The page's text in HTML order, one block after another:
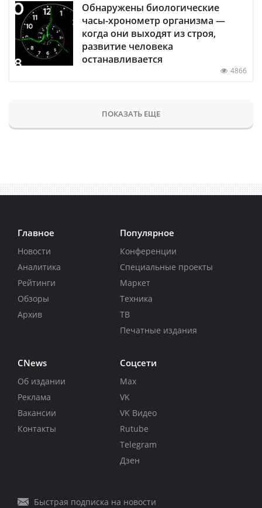
Обнаружены биологические
часы-хронометр организма —
когда они выходят из строя,
развитие человека
останавливается
4866
ПОКАЗАТЬ ЕЩЕ
Главное
Новости
Аналитика
Рейтинги
Обзоры
Архив
Популярное
Конференции
Специальные проекты
Маркет
Техника
ТВ
Печатные издания
CNews
Об издании
Реклама
Вакансии
Контакты
Соцсети
Max
VK
VK Видео
Rutube
Telegram
Дзен
Быстрая подписка на новости